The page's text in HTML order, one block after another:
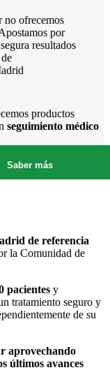
productos
seguimiento médico
Saber más
de referencia
la Comunidad de
pacientes y
tratamiento seguro y
de su
aprovechando
últimos avances